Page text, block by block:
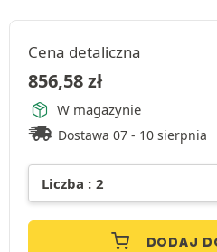
Cena detaliczna
856,58zł
W magazynie
Dostawa 07 - 10 sierpnia
DODAJ